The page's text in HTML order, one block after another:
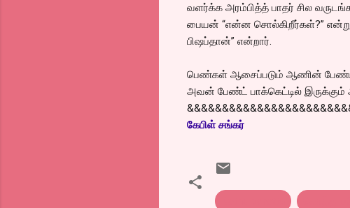
வளர்க்க அரம்பித்த் பாதர் சில
பையன் “என்ன சொல்கிறீர்கள்?”
பிஷப்தான்” என்றார்.
பெண்கள் ஆசைப்படும் ஆணின்
அவன் பேண்ட் பாக்கெட்டில் இருக்கும்
கேபிள் சங்கர்